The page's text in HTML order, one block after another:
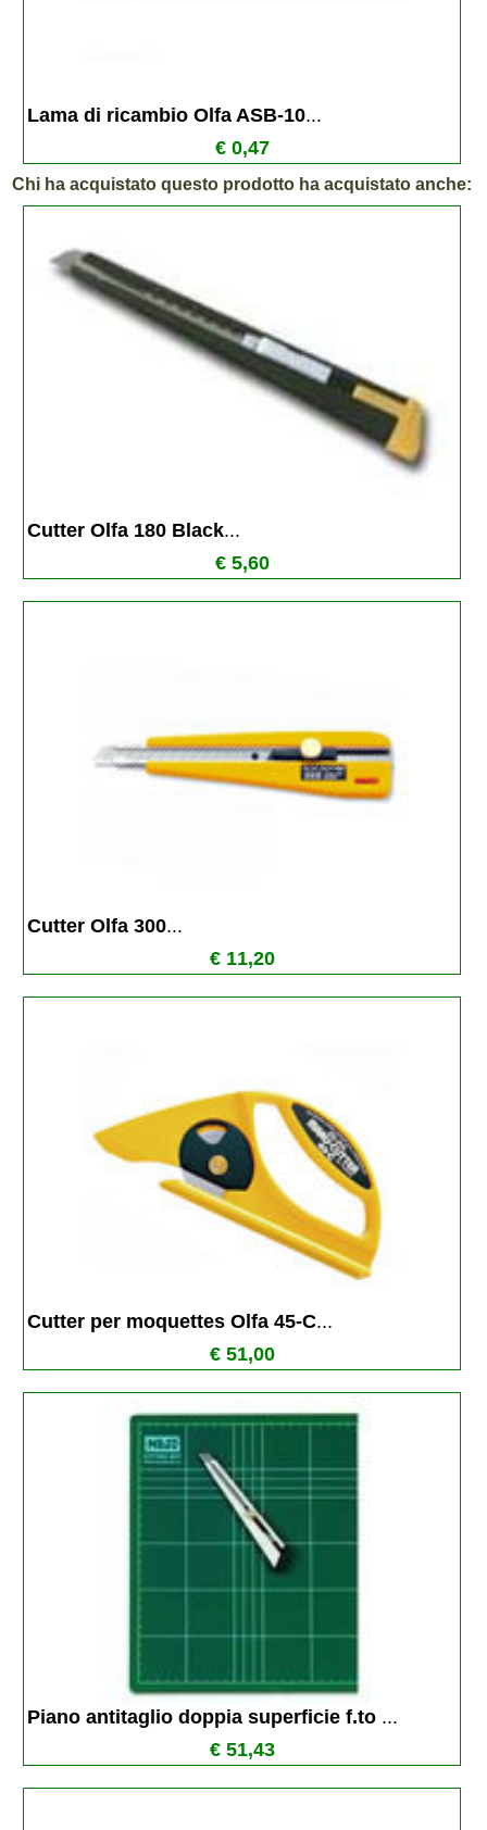
Lama di ricambio Olfa ASB-10...
€ 0,47
Chi ha acquistato questo prodotto ha acquistato anche:
Cutter Olfa 180 Black...
€ 5,60
Cutter Olfa 300...
€ 11,20
Cutter per moquettes Olfa 45-C...
€ 51,00
Piano antitaglio doppia superficie f.to ...
€ 51,43